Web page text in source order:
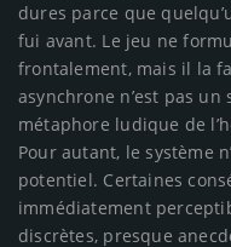
dures parce que
fui avant. Le jeu ne
frontalement, mais il la
asynchrone n’est pas
métaphore ludique de
Pour autant, le système
potentiel. Certaines
immédiatement
discrètes, presque